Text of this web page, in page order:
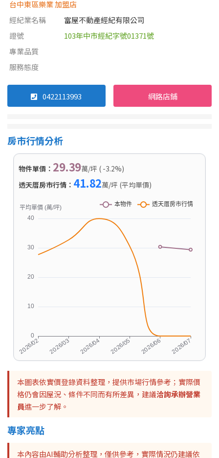
台中東區樂業 加盟店
經紀業名稱
富屋不動產經紀有限公司
證號
103年中市經紀字號01371號
專業品質
服務態度
0422113993 網路店鋪
房市行情分析
物件單價： 29.39萬/坪 ( -3.2%)
透天厝房市行情： 41.82萬/坪 (平均單價)
本圖表依實價登錄資料整理，提供市場行情參考；實際價
格仍會因屋況、條件不同而有所差異，建議洽詢承辦營業
員進一步了解。
專家亮點
本內容由AI輔助分析整理，僅供參考，實際情況仍建議依